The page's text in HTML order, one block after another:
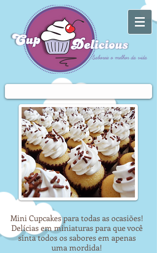
Mini Cupcakes para todas as ocasiões!
Delícias em miniaturas para que você
sinta todos os sabores em apenas
uma mordida!